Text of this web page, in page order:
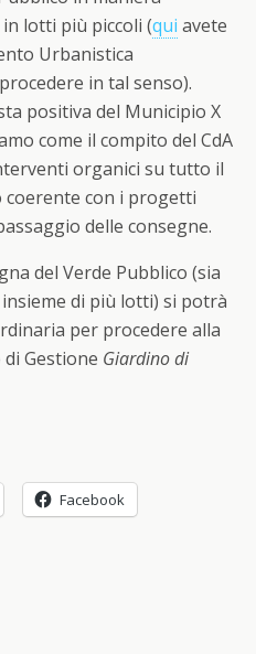
lotti più piccoli (qui avete
Urbanistica
in tal senso).
positiva del Municipio X
come il compito del CdA
organici su tutto il
coerente con i progetti
delle consegne.
del Verde Pubblico (sia
di più lotti) si potrà
per procedere alla
Gestione Giardino di
Facebook